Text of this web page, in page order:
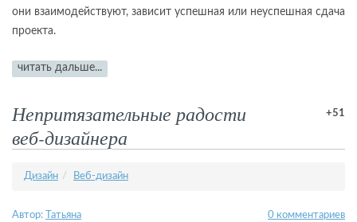
они взаимодействуют, зависит успешная или неуспешная сдача
проекта.
читать дальше...
+51
Непритязательные радости
веб-дизайнера
Дизайн Веб-​дизайн
0 комментариев
Автор: Татьяна